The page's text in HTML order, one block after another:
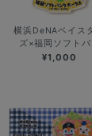
横浜DeNAベイス
ズ×福岡ソフト
¥1,000